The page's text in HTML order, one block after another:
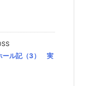
ール記（3） 実